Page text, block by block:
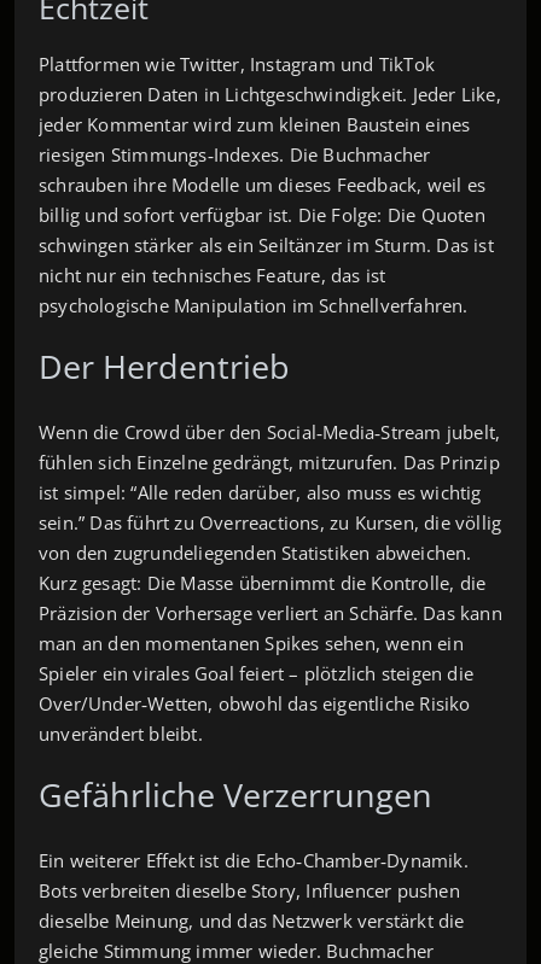
Plattformen wie Twitter, Instagram und TikTok
produzieren Daten in Lichtgeschwindigkeit. Jeder Like,
jeder Kommentar wird zum kleinen Baustein eines
riesigen Stimmungs‑Indexes. Die Buchmacher
schrauben ihre Modelle um dieses Feedback, weil es
billig und sofort verfügbar ist. Die Folge: Die Quoten
schwingen stärker als ein Seiltänzer im Sturm. Das ist
nicht nur ein technisches Feature, das ist
psychologische Manipulation im Schnellverfahren.
Der Herdentrieb
Wenn die Crowd über den Social‑Media‑Stream jubelt,
fühlen sich Einzelne gedrängt, mitzurufen. Das Prinzip
ist simpel: “Alle reden darüber, also muss es wichtig
sein.” Das führt zu Overreactions, zu Kursen, die völlig
von den zugrundeliegenden Statistiken abweichen.
Kurz gesagt: Die Masse übernimmt die Kontrolle, die
Präzision der Vorhersage verliert an Schärfe. Das kann
man an den momentanen Spikes sehen, wenn ein
Spieler ein virales Goal feiert – plötzlich steigen die
Over/Under‑Wetten, obwohl das eigentliche Risiko
unverändert bleibt.
Gefährliche Verzerrungen
Ein weiterer Effekt ist die Echo‑Chamber‑Dynamik.
Bots verbreiten dieselbe Story, Influencer pushen
dieselbe Meinung, und das Netzwerk verstärkt die
gleiche Stimmung immer wieder. Buchmacher